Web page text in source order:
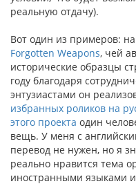
реальную отдачу).
Вот один из примеров:
Forgotten Weapons, чей
исторические образцы
году благодаря
энтузиастами он
избранных роликов на
этого проекта один
вещь. У меня с
перевод не нужен, но я
реально нравится тема
иностранными языками